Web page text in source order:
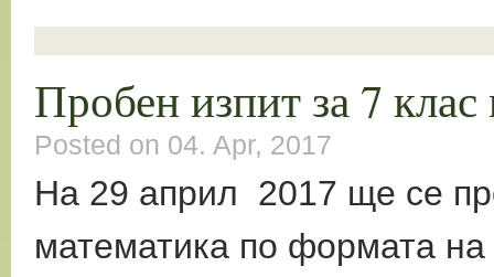
Пробен изпит за 7 клас
Posted on 04. Apr, 2017
На 29 април 2017 ще се
математика по формата